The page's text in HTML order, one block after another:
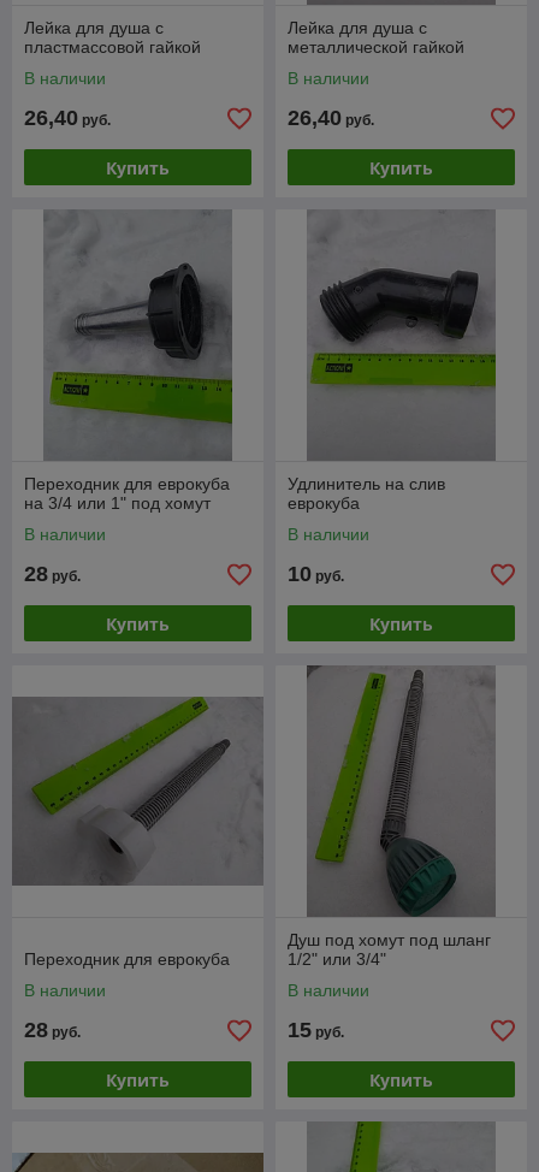
Лейка для душа с
пластмассовой гайкой
В наличии
26,40 руб.
Купить
Лейка для душа с
металлической гайкой
В наличии
26,40 руб.
Купить
Переходник для еврокуба
на 3/4 или 1" под хомут
В наличии
28 руб.
Купить
Удлинитель на слив
еврокуба
В наличии
10 руб.
Купить
Переходник для еврокуба
В наличии
28 руб.
Купить
Душ под хомут под шланг
1/2" или 3/4"
В наличии
15 руб.
Купить